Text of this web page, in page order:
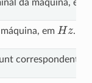
da máquina, em
em Hz .
correspondente